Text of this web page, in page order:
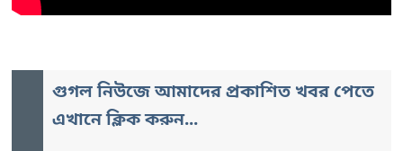
গুগল নিউজে আমাদের প্রকাশিত খবর পেতে
এখানে ক্লিক করুন...